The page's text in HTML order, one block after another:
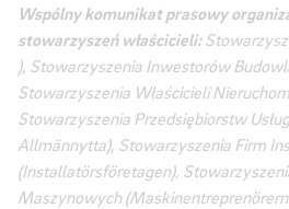
Wspólny komunikat prasowy
stowarzyszeń właścicieli:
), Stowarzyszenia Inwestorów
Stowarzyszenia Właścicieli
Stowarzyszenia Przedsiębiorstw
Allmännytta), Stowarzyszenia Firm
(Installatörsföretagen),
Maszynowych